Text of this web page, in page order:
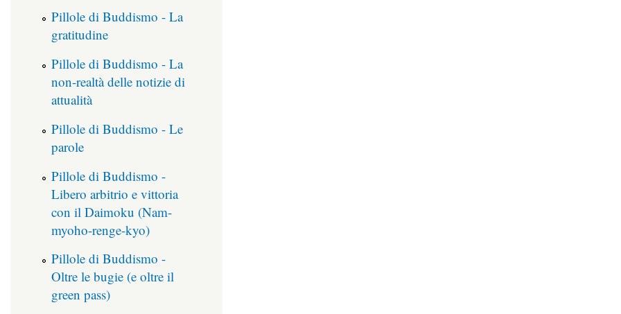
Pillole di Buddismo - La
gratitudine
Pillole di Buddismo - La
non-realtà delle notizie di
attualità
Pillole di Buddismo - Le
parole
Pillole di Buddismo -
Libero arbitrio e vittoria
con il Daimoku (Nam-
myoho-renge-kyo)
Pillole di Buddismo -
Oltre le bugie (e oltre il
green pass)